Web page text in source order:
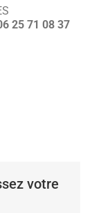
25 71 08 37
votre